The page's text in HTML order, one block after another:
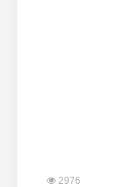
2976